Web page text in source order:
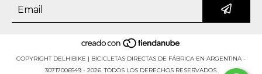
COPYRIGHT DELHIBIKE | BICICLETAS DIRECTAS DE FÁBRICA EN ARGENTINA -
30717006549 - 2026. TODOS LOS DERECHOS RESERVADOS.